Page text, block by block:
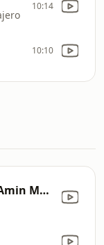
10:14
10:10
A Tu Ventana (with Amin Martinez)